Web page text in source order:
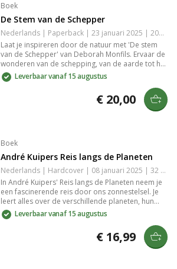
Boek
De Stem van de Schepper
Nederlands | Paperback | 23 januari 2025 | 208 pagina's | 9789043542173
Laat je inspireren door de natuur met 'De stem
van de Schepper' van Deborah Monfils. Ervaar de
wonderen van de schepping, van de aarde tot het
heelal, en ontdek de diepte van je relatie met
God. Vol persoonlijke verhalen en een vleugje
humor nodigt dit boek je uit tot reflectie en rust in
Leverbaar vanaf 15 augustus
€ 20,00
Boek
André Kuipers Reis langs de Planeten
Nederlands | Hardcover | 08 januari 2025 | 32 pagina's | 9789493354234
In André Kuipers' Reis langs de Planeten neem je
een fascinerende reis door ons zonnestelsel. Je
leert alles over de verschillende planeten, hun
unieke kenmerken en de mysteries van de ruimte.
Deze boeiende en educatieve gids biedt unieke
inzichten en prachtige illustraties, perfect voor
ruimtefans van alle leeftijden. Een onmisbaar
boek voor iedereen die gefascineerd is door de
Leverbaar vanaf 15 augustus
€ 16,99